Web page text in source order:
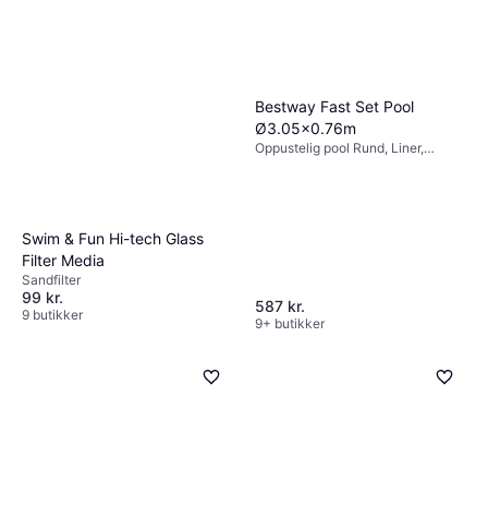
Swim & Fun Hi-tech Glass
Filter Media
Sandfilter
99 kr.
9 butikker
Bestway Fast Set Pool
Ø3.05x0.76m
Oppustelig pool Rund, Liner,
587 kr.
9+ butikker